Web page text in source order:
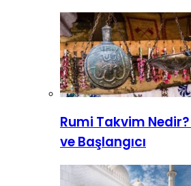
Rumi Takvim
ve Başlangıcı